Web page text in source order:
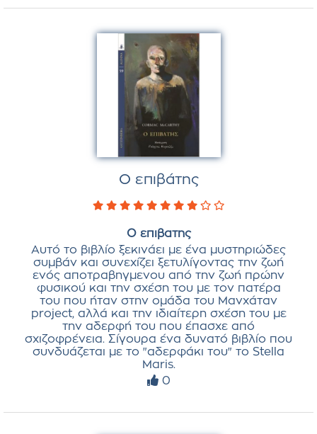
Ο επιβάτης
Ο επιβατης
Αυτό το βιβλίο ξεκινάει με ένα μυστηριώδες
συμβάν και συνεχίζει ξετυλίγοντας την ζωή
ενός αποτραβηγμενου από την ζωή πρώην
φυσικού και την σχέση του με τον πατέρα
του που ήταν στην ομάδα του Μανχάταν
project, αλλά και την ιδιαίτερη σχέση του με
την αδερφή του που έπασχε από
σχιζοφρένεια. Σίγουρα ένα δυνατό βιβλίο που
συνδυάζεται με το "αδερφάκι του" το Stella
Maris.
0